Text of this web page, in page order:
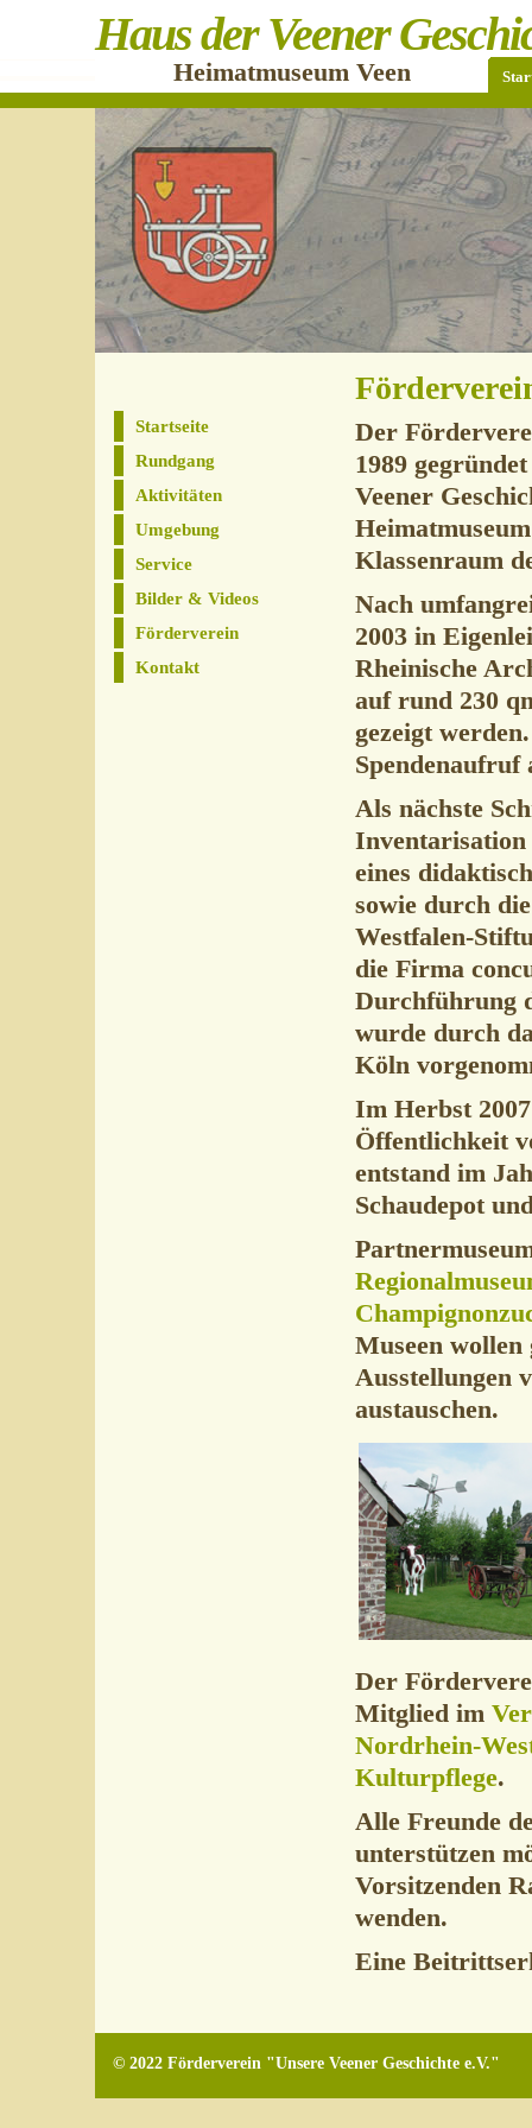
Haus der Veener
Heimatmuseum Veen
Startseite
Rundgang
Aktivitäten
Umgebung
Service
Bilder & Videos
Förderverein
Kontakt
Der
1989
Veener
Klassenraum
Nach
2003 in
Rheinische
auf rund 230
gezeigt
Spendenaufruf
Als nächste
Inventarisation
eines
sowie durch
Westfalen-
die Firma
Durchführung
wurde durch
Köln
Im Herbst
Öffentlichkeit
entstand im
Schaudepot
Museen wollen
Ausstellungen
austauschen.
Der
Mitglied im
Nordrhein-
Kulturpflege.
Alle Freunde
unterstützen
Vorsitzenden
wenden.
Eine
© 2022 Förderverein "Unsere Veener Geschichte e.V."